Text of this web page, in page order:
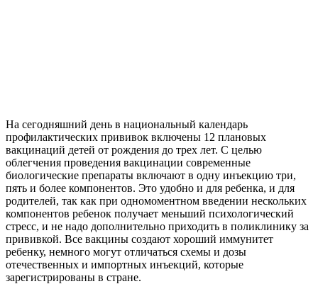
На сегодняшний день в национальный календарь
профилактических прививок включены 12 плановых
вакцинаций детей от рождения до трех лет. С целью
облегчения проведения вакцинации современные
биологические препараты включают в одну инъекцию три,
пять и более компонентов. Это удобно и для ребенка, и для
родителей, так как при одномоментном введении нескольких
компонентов ребенок получает меньший психологический
стресс, и не надо дополнительно приходить в поликлинику за
прививкой. Все вакцины создают хороший иммунитет
ребенку, немного могут отличаться схемы и дозы
отечественных и импортных инъекций, которые
зарегистрированы в стране.